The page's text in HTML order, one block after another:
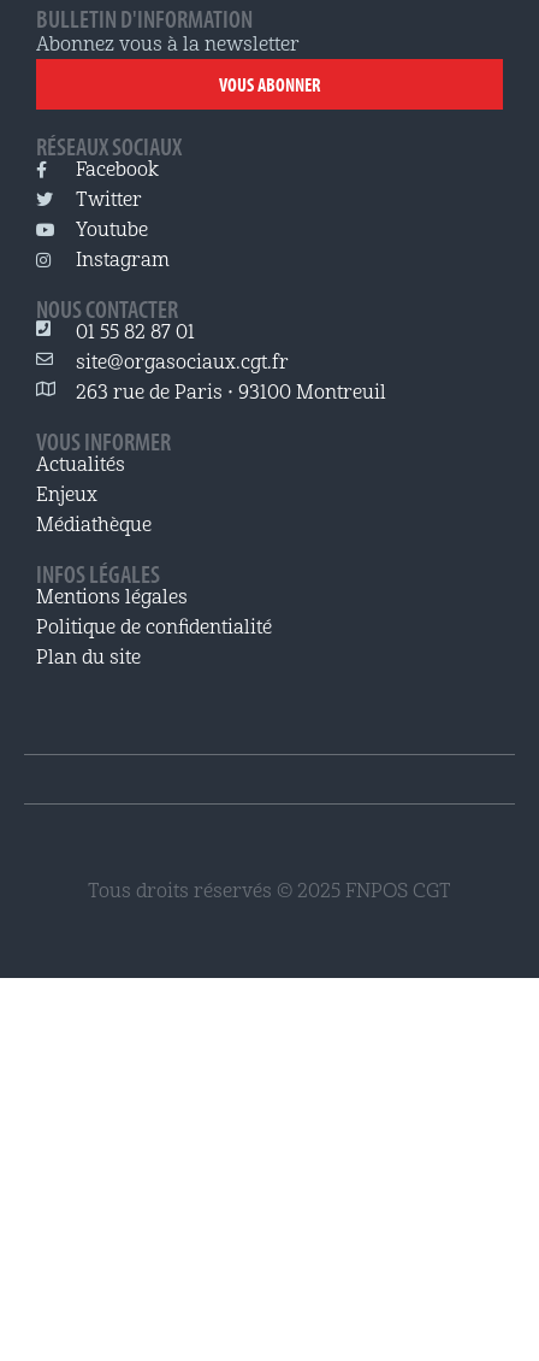
BULLETIN D'INFORMATION
Abonnez vous à la newsletter
VOUS ABONNER
RÉSEAUX SOCIAUX
Facebook
Twitter
Youtube
Instagram
NOUS CONTACTER
01 55 82 87 01
site@orgasociaux.cgt.fr
263 rue de Paris • 93100 Montreuil
VOUS INFORMER
Actualités
Enjeux
Médiathèque
INFOS LÉGALES
Mentions légales
Politique de confidentialité
Plan du site
Tous droits réservés © 2025 FNPOS CGT